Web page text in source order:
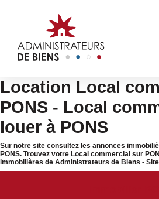
Location Local
PONS - Local
louer à PONS
Sur notre site consultez les annonces
PONS. Trouvez votre Local commercial sur
immobilières de Administrateurs de Biens -